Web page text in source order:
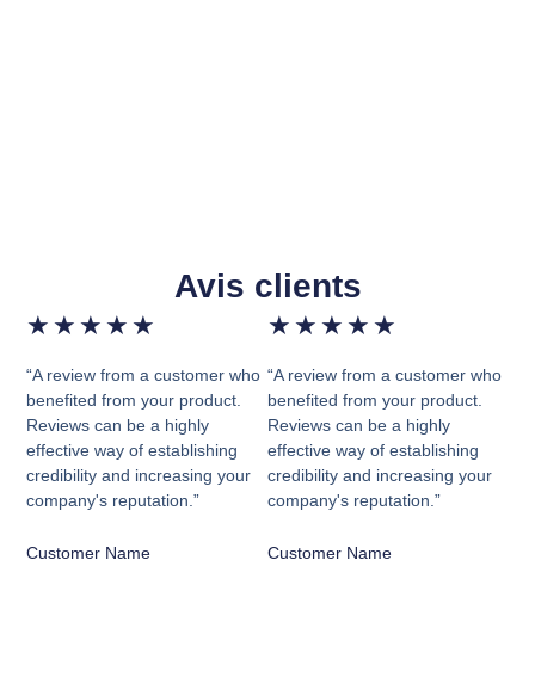
Avis clients
★ ★ ★ ★ ★
“A review from a customer who
benefited from your product.
Reviews can be a highly
effective way of establishing
credibility and increasing your
company's reputation.”
Customer Name
★ ★ ★ ★ ★
“A review from a customer who
benefited from your product.
Reviews can be a highly
effective way of establishing
credibility and increasing your
company's reputation.”
Customer Name